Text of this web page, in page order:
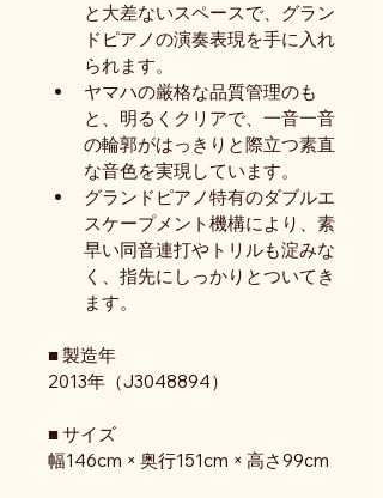
と大差ないスペースで、グラン
ドピアノの演奏表現を手に入れ
られます。
ヤマハの厳格な品質管理のも
と、明るくクリアで、一音一音
の輪郭がはっきりと際立つ素直
な音色を実現しています。
グランドピアノ特有のダブルエ
スケープメント機構により、素
早い同音連打やトリルも淀みな
く、指先にしっかりとついてき
ます。
■ 製造年
2013年（J3048894）
■ サイズ
幅146cm × 奥行151cm × 高さ99cm